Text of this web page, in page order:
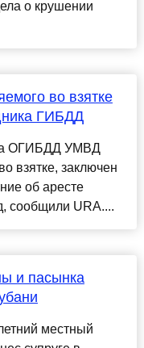
о крушении
во взятке
ГИБДД
ОГИБДД УМВД
взятке, заключен
об аресте
сообщили URA....
и пасынка
местный